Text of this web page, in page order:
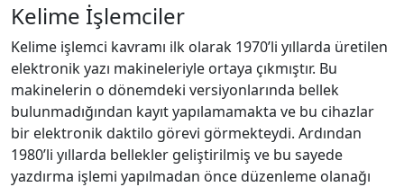
Kelime İşlemciler
Kelime işlemci kavramı ilk olarak 1970’li yıllarda üretilen
elektronik yazı makineleriyle ortaya çıkmıştır. Bu
makinelerin o dönemdeki versiyonlarında bellek
bulunmadığından kayıt yapılamamakta ve bu cihazlar
bir elektronik daktilo görevi görmekteydi. Ardından
1980’li yıllarda bellekler geliştirilmiş ve bu sayede
yazdırma işlemi yapılmadan önce düzenleme olanağı